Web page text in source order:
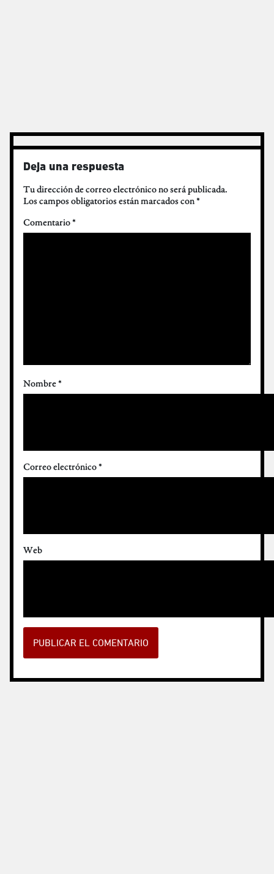
Deja una respuesta
Tu dirección de correo electrónico no será publicada.
Los campos obligatorios están marcados con*
Comentario*
Nombre*
Correo electrónico*
Web